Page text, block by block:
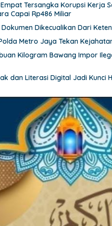
Tersangka Korupsi Kerja
Capai Rp486 Miliar
Dikecualikan Dari
Metro Jaya Tekan
Kilogram Bawang Impor
dan Literasi Digital Jadi Kunci